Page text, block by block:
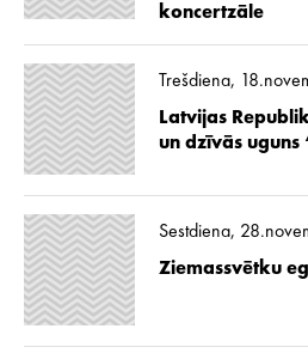
koncertzāle
Trešdiena,
Latvijas
un dzīvās uguns
Sestdiena,
Ziemassvētku